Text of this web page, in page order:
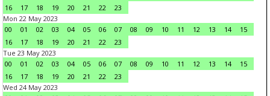
16
17 18 19 20 21 22
23
Mon 22 May 2023
00
01 02 03 04 05 06 07 08 09 10 11 12 13 14
15
16
17 18 19 20 21 22
23
Tue 23 May 2023
00
01 02 03 04 05 06 07 08 09 10 11 12 13 14
15
16
17 18 19 20 21 22
23
Wed 24 May 2023